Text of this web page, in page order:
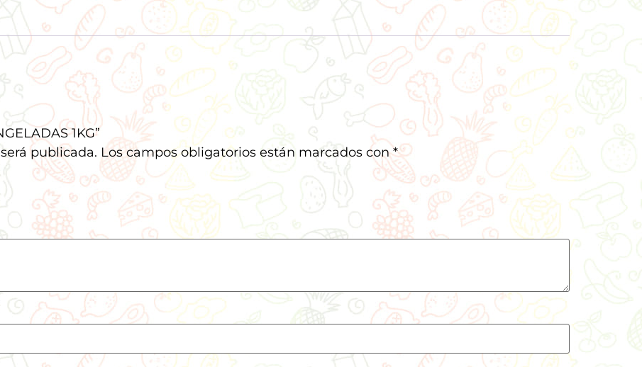
1KG”
publicada. Los campos obligatorios están marcados con*